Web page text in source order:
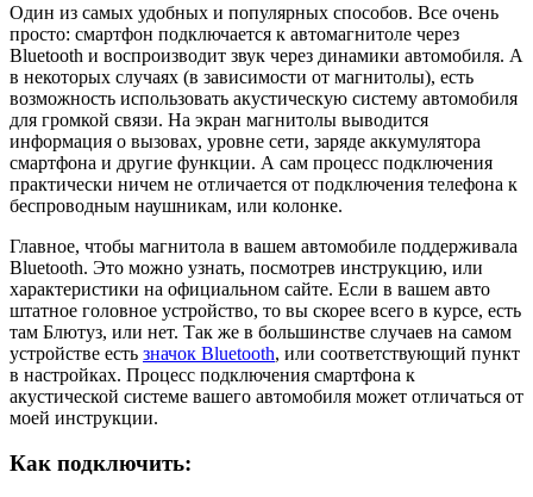
Один из самых удобных и популярных способов. Все очень
просто: смартфон подключается к автомагнитоле через
Bluetooth и воспроизводит звук через динамики автомобиля. А
в некоторых случаях (в зависимости от магнитолы), есть
возможность использовать акустическую систему автомобиля
для громкой связи. На экран магнитолы выводится
информация о вызовах, уровне сети, заряде аккумулятора
смартфона и другие функции. А сам процесс подключения
практически ничем не отличается от подключения телефона к
беспроводным наушникам, или колонке.
Главное, чтобы магнитола в вашем автомобиле поддерживала
Bluetooth. Это можно узнать, посмотрев инструкцию, или
характеристики на официальном сайте. Если в вашем авто
штатное головное устройство, то вы скорее всего в курсе, есть
там Блютуз, или нет. Так же в большинстве случаев на самом
устройстве есть значок Bluetooth, или соответствующий пункт
в настройках. Процесс подключения смартфона к
акустической системе вашего автомобиля может отличаться от
моей инструкции.
Как подключить: